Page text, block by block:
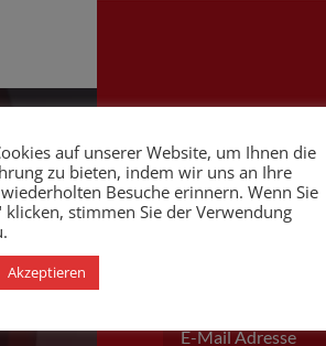
Kontakt
auf unserer Website, um Ihnen die
zu bieten, indem wir uns an Ihre
Besuche erinnern. Wenn Sie
stimmen Sie der Verwendung
Akzeptieren